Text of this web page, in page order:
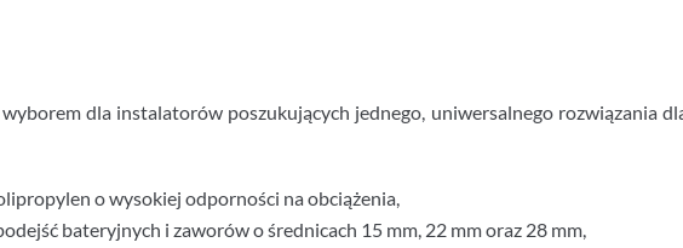
dla instalatorów poszukujących jednego, uniwersalnego rozwiązania
o wysokiej odporności na obciążenia,
bateryjnych i zaworów o średnicach 15 mm, 22 mm oraz 28 mm,